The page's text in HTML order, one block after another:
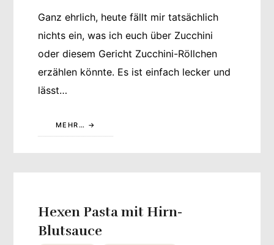
Ganz ehrlich, heute fällt mir tatsächlich
nichts ein, was ich euch über Zucchini
oder diesem Gericht Zucchini-Röllchen
erzählen könnte. Es ist einfach lecker und
lässt…
MEHR…
Hexen Pasta mit Hirn-
Blutsauce